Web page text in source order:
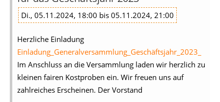
Di., 05.11.2024, 18:00 bis 05.11.2024, 21:00
Herzliche Einladung
Einladung_Generalversammlung_Geschäftsjahr_2023_
Im Anschluss an die Versammlung laden wir herzlich zu
kleinen fairen Kostproben ein. Wir freuen uns auf
zahlreiches Erscheinen. Der Vorstand